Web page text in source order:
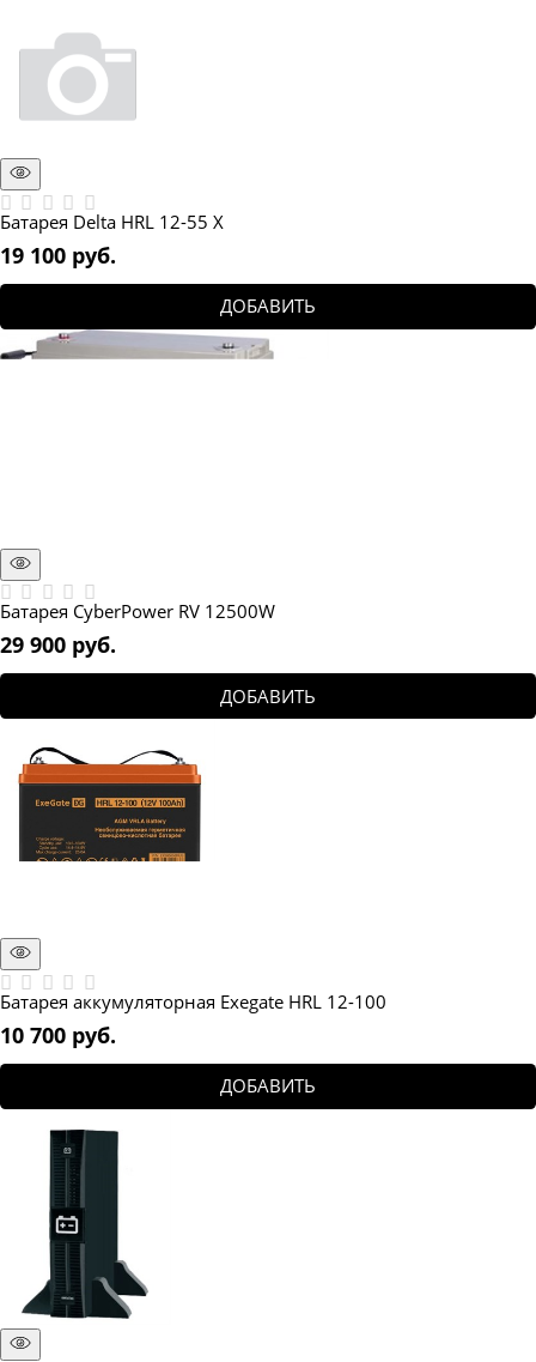
Батарея Delta HRL 12-55 Х
19 100 руб.
ДОБАВИТЬ
Батарея CyberPower RV 12500W
29 900 руб.
ДОБАВИТЬ
Батарея аккумуляторная Exegate HRL 12-100
10 700 руб.
ДОБАВИТЬ